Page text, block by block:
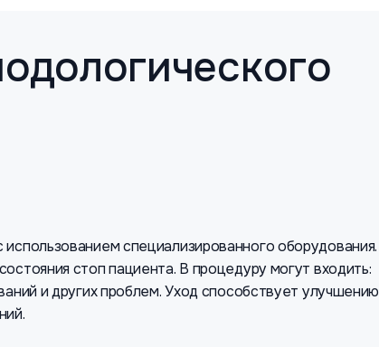
специализированного оборудования.
стоп пациента. В процедуру могут входить:
и других проблем. Уход способствует улучшению